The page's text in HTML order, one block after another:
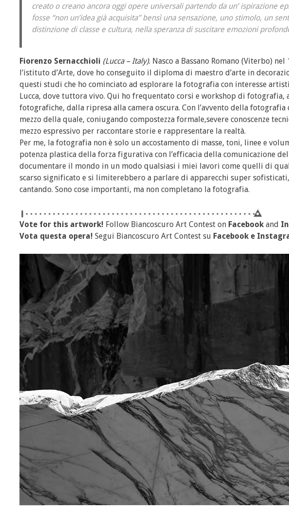
creato o creano ancora oggi opere universali partendo da un’ ispirazione
fosse “non un’idea già acquisita” bensì una sensazione, uno stimolo, un
distinzione di classe e cultura, nella speranza di suscitare emozioni
Fiorenzo Sernacchioli (Lucca – Italy). Nasco a Bassano Romano (Viterbo)
l’istituto d’Arte, dove ho conseguito il diploma di maestro d’arte in
questi studi che ho cominciato ad esplorare la fotografia con interesse
Lucca, dove tuttora vivo. Qui ho frequentato corsi e workshop di fotografia,
fotografiche, dalla ripresa alla camera oscura. Con l’avvento della
mezzo della quale, coniugando compostezza formale,severe conoscenze
mezzo espressivo per raccontare storie e rappresentare la realtà.
Per me, la fotografia non è solo un accostamento di masse, toni, linee e
potenza plastica della forza figurativa con l’efficacia della comunicazione
documentare il mondo in un modo qualsiasi i miei lavori come quelli di
scarso significato e si limiterebbero a parlare di apparecchi super
cantando. Sono cose importanti, ma non completano la fotografia.
Vote for this artwork! Follow Biancoscuro Art Contest on Facebook and
Vota questa opera! Segui Biancoscuro Art Contest su Facebook e